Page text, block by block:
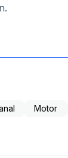
Motor